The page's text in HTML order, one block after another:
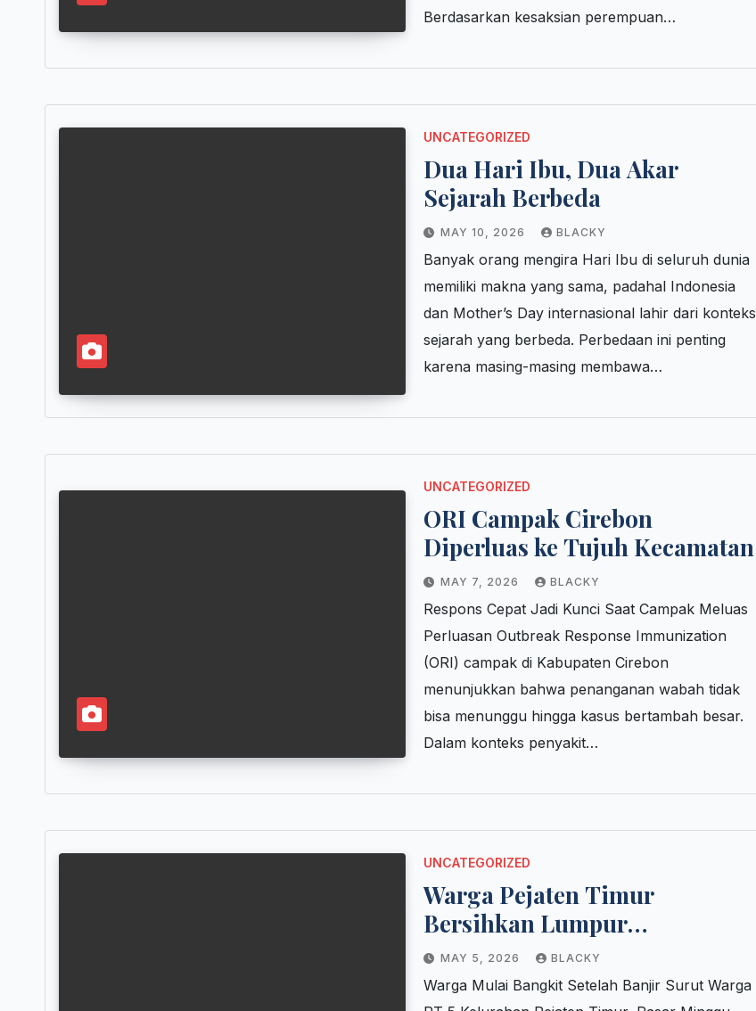
Berdasarkan kesaksian perempuan…
UNCATEGORIZED
Dua Hari Ibu, Dua Akar
Sejarah Berbeda
MAY 10, 2026 BLACKY
Banyak orang mengira Hari Ibu di seluruh dunia
memiliki makna yang sama, padahal Indonesia
dan Mother’s Day internasional lahir dari konteks
sejarah yang berbeda. Perbedaan ini penting
karena masing-masing membawa…
UNCATEGORIZED
ORI Campak Cirebon
Diperluas ke Tujuh Kecamatan
MAY 7, 2026 BLACKY
Respons Cepat Jadi Kunci Saat Campak Meluas
Perluasan Outbreak Response Immunization
(ORI) campak di Kabupaten Cirebon
menunjukkan bahwa penanganan wabah tidak
bisa menunggu hingga kasus bertambah besar.
Dalam konteks penyakit…
UNCATEGORIZED
Warga Pejaten Timur
Bersihkan Lumpur
Pascabanjir
MAY 5, 2026 BLACKY
Warga Mulai Bangkit Setelah Banjir Surut Warga